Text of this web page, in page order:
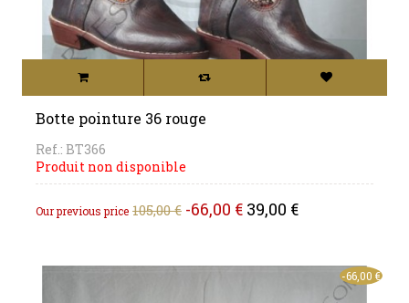
Botte pointure 36 rouge
Ref.: BT366
Produit non disponible
Our previous price Regular
105,00 € -66,00 € Price
39,00 €
-66,00 €